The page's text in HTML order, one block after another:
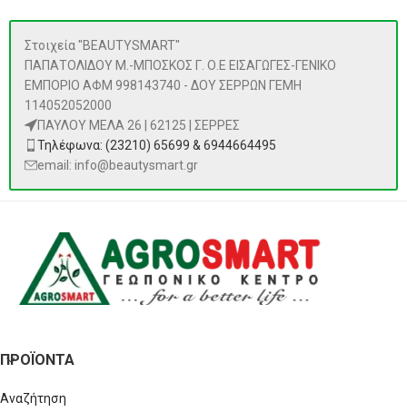
Στοιχεία "BEAUTYSMART"
ΠΑΠΑΤΟΛΙΔΟΥ Μ.-ΜΠΟΣΚΟΣ Γ. Ο.Ε ΕΙΣΑΓΩΓΕΣ-ΓΕΝΙΚΟ
ΕΜΠΟΡΙΟ ΑΦΜ 998143740 - ΔΟΥ ΣΕΡΡΩΝ ΓΕΜΗ
114052052000
ΠΑΥΛΟΥ ΜΕΛΑ 26 | 62125 | ΣΕΡΡΕΣ
Τηλέφωνα: (23210) 65699 & 6944664495
email: info@beautysmart.gr
ΠΡΟΪΌΝΤΑ
Αναζήτηση